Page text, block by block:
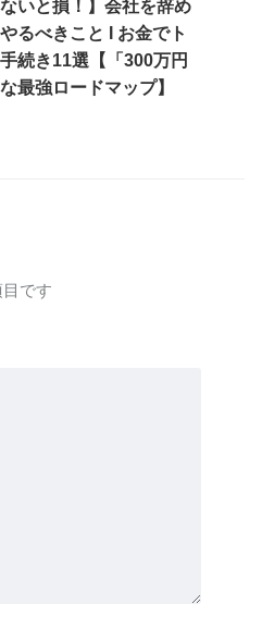
ないと損！】会社を辞め
るべきこと Ι お金でト
続き11選【「300万円
最強ロードマップ】
です